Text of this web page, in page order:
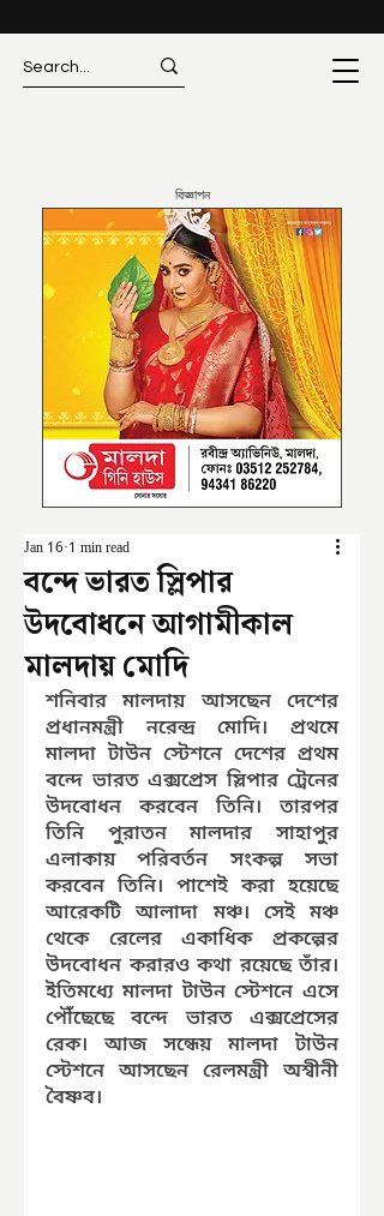
বিজ্ঞাপন
বন্দে ভারত স্লিপার
উদবোধনে আগামীকাল
মালদায় মোদি
Jan 16 1 min read
শনিবার মালদায় আসছেন দেশের
প্রধানমন্ত্রী নরেন্দ্র মোদি। প্রথমে
মালদা টাউন স্টেশনে দেশের প্রথম
বন্দে ভারত এক্সপ্রেস স্লিপার ট্রেনের
উদবোধন করবেন তিনি। তারপর
তিনি পুরাতন মালদার সাহাপুর
এলাকায় পরিবর্তন সংকল্প সভা
করবেন তিনি। পাশেই করা হয়েছে
আরেকটি আলাদা মঞ্চ। সেই মঞ্চ
থেকে রেলের একাধিক প্রকল্পের
উদবোধন করারও কথা রয়েছে তাঁর।
ইতিমধ্যে মালদা টাউন স্টেশনে এসে
পৌঁছেছে বন্দে ভারত এক্সপ্রেসের
রেক। আজ সন্ধেয় মালদা টাউন
স্টেশনে আসছেন রেলমন্ত্রী অশ্বীনী
বৈষ্ণব।